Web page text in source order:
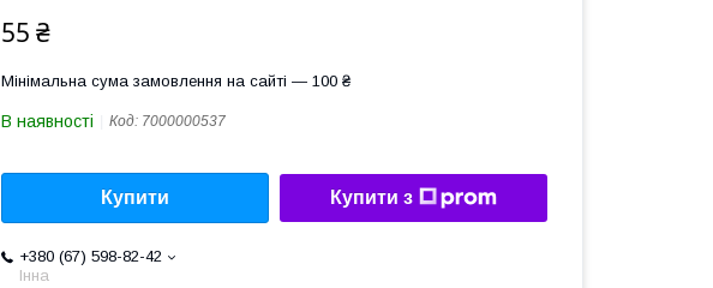
55 ₴
Мінімальна сума замовлення на сайті — 100 ₴
В наявності Код: 7000000537
Купити Купити з
+380 (67) 598-82-42
Інна